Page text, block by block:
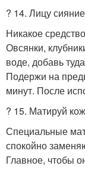
? 14. Лицу
Никакое
Овсянки,
воде, добавь
Подержи на
минут. После
? 15. Матируй
Специальные
спокойно
Главное, чтобы